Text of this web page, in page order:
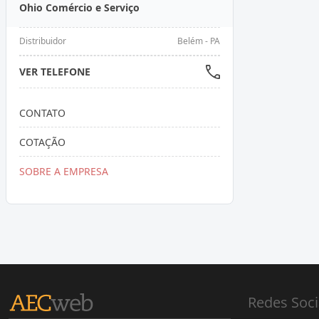
Ohio Comércio e Serviço
Distribuidor Belém - PA
VER TELEFONE
CONTATO
COTAÇÃO
SOBRE A EMPRESA
Redes